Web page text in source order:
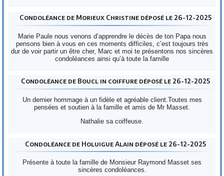
Condoléance de Morieux Christine déposé le 26-12-2025
Marie Paule nous venons d’apprendre le décès de ton Papa nous
pensons bien à vous en ces moments difficiles, c’est toujours très
dur de voir partir un être cher, Marc et moi te présentons nos sincères
condoléances ainsi qu’à toute la famille
Condoléance de Boucl in coiffure déposé le 26-12-2025
Un dernier hommage à un fidèle et agréable client.Toutes mes
pensées et soutien à la famille et amis de Mr Masset.
Nathalie sa coiffeuse.
Condoléance de Holuigue Alain déposé le 26-12-2025
Présente à toute la famille de Monsieur Raymond Masset ses
sincères condoléances.